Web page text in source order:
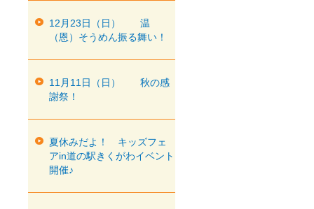
12月23日（日） 温
（恩）そうめん振る舞い！
11月11日（日） 秋の感
謝祭！
夏休みだよ！ キッズフェ
アin道の駅きくがわイベント
開催♪